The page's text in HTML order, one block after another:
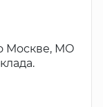
Москве, МО